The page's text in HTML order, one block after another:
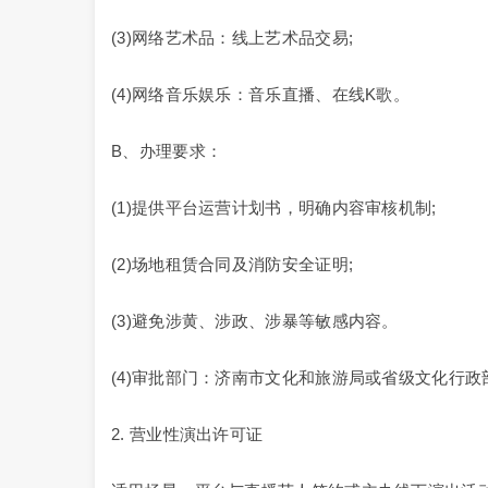
(3)网络艺术品：线上艺术品交易;
(4)网络音乐娱乐：音乐直播、在线K歌。
B、办理要求：
(1)提供平台运营计划书，明确内容审核机制;
(2)场地租赁合同及消防安全证明;
(3)避免涉黄、涉政、涉暴等敏感内容。
(4)审批部门：济南市文化和旅游局或省级文化行政
2. 营业性演出许可证